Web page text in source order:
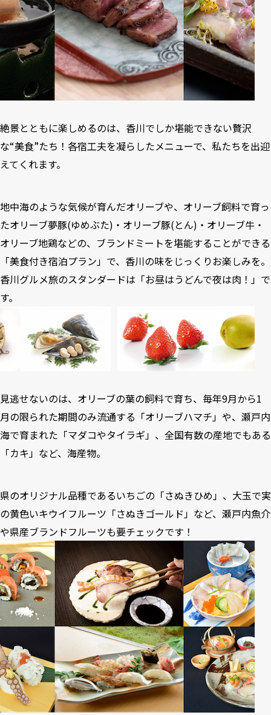
絶景とともに楽しめるのは、香川でしか堪能できない贅沢
な“美食”たち！各宿工夫を凝らしたメニューで、私たちを出迎
えてくれます。
地中海のような気候が育んだオリーブや、オリーブ飼料で育っ
たオリーブ夢豚(ゆめぶた)・オリーブ豚(とん)・オリーブ牛・
オリーブ地鶏などの、ブランドミートを堪能することができる
「美食付き宿泊プラン」で、香川の味をじっくりお楽しみを。
香川グルメ旅のスタンダードは「お昼はうどんで夜は肉！」で
す。
見逃せないのは、オリーブの葉の飼料で育ち、毎年9月から1
月の限られた期間のみ流通する「オリーブハマチ」や、瀬戸内
海で育まれた「マダコやタイラギ」、全国有数の産地でもある
「カキ」など、海産物。
県のオリジナル品種であるいちごの「さぬきひめ」、大玉で実
の黄色いキウイフルーツ「さぬきゴールド」など、瀬戸内魚介
や県産ブランドフルーツも要チェックです！